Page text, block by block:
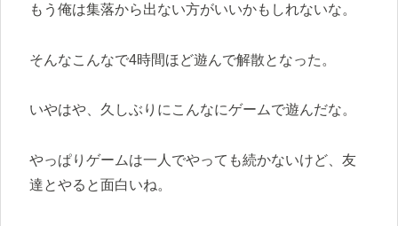
もう俺は集落から出ない方がいいかもしれないな。
そんなこんなで4時間ほど遊んで解散となった。
いやはや、久しぶりにこんなにゲームで遊んだな。
やっぱりゲームは一人でやっても続かないけど、友
達とやると面白いね。